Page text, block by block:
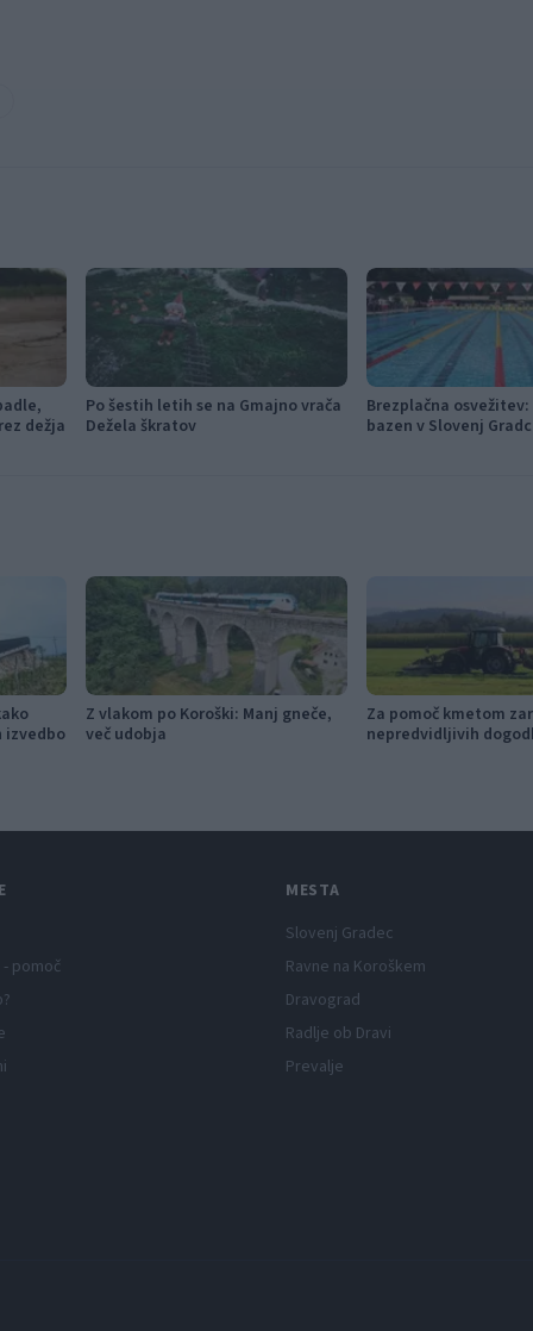
dežja
Po šestih letih se na Gmajno vrača
Dežela škratov
Brezplačna
bazen v Slovenj
Z vlakom po Koroški: Manj gneče,
več udobja
Za pomoč kmetom
nepredvidljivih
pomoč
MESTA
Slovenj Gradec
Ravne na Koroškem
Dravograd
Radlje ob Dravi
Prevalje